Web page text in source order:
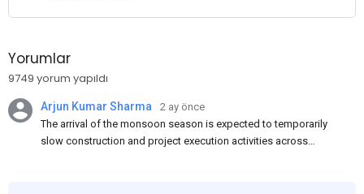
Yorumlar
9749 yorum yapıldı
Arjun Kumar Sharma
2 ay önce
The arrival of the monsoon season is expected to temporarily
slow construction and project execution activities across